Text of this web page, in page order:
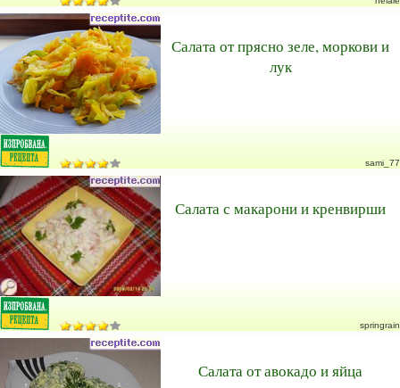
Салата от прясно зеле, моркови и
лук
sami_77
Салата с макарони и кренвирши
springrain
Салата от авокадо и яйца